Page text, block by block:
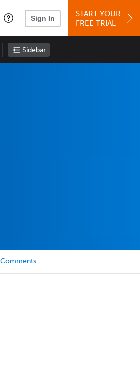
Sign In
START YOUR
FREE TRIAL
Sidebar
Comments